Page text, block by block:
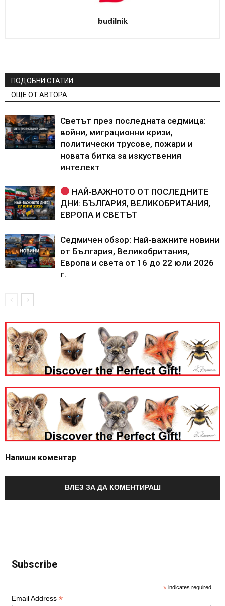
budilnik
ПОДОБНИ СТАТИИ
ОЩЕ ОТ АВТОРА
Светът през последната седмица:
войни, миграционни кризи,
политически трусове, пожари и
новата битка за изкуствения
интелект
НАЙ-ВАЖНОТО ОТ ПОСЛЕДНИТЕ
ДНИ: БЪЛГАРИЯ, ВЕЛИКОБРИТАНИЯ,
ЕВРОПА И СВЕТЪТ
Седмичен обзор: Най-важните новини
от България, Великобритания,
Европа и света от 16 до 22 юли 2026
г.
Напиши коментар
ВЛЕЗ ЗА ДА КОМЕНТИРАШ
Subscribe
* indicates required
Email Address *